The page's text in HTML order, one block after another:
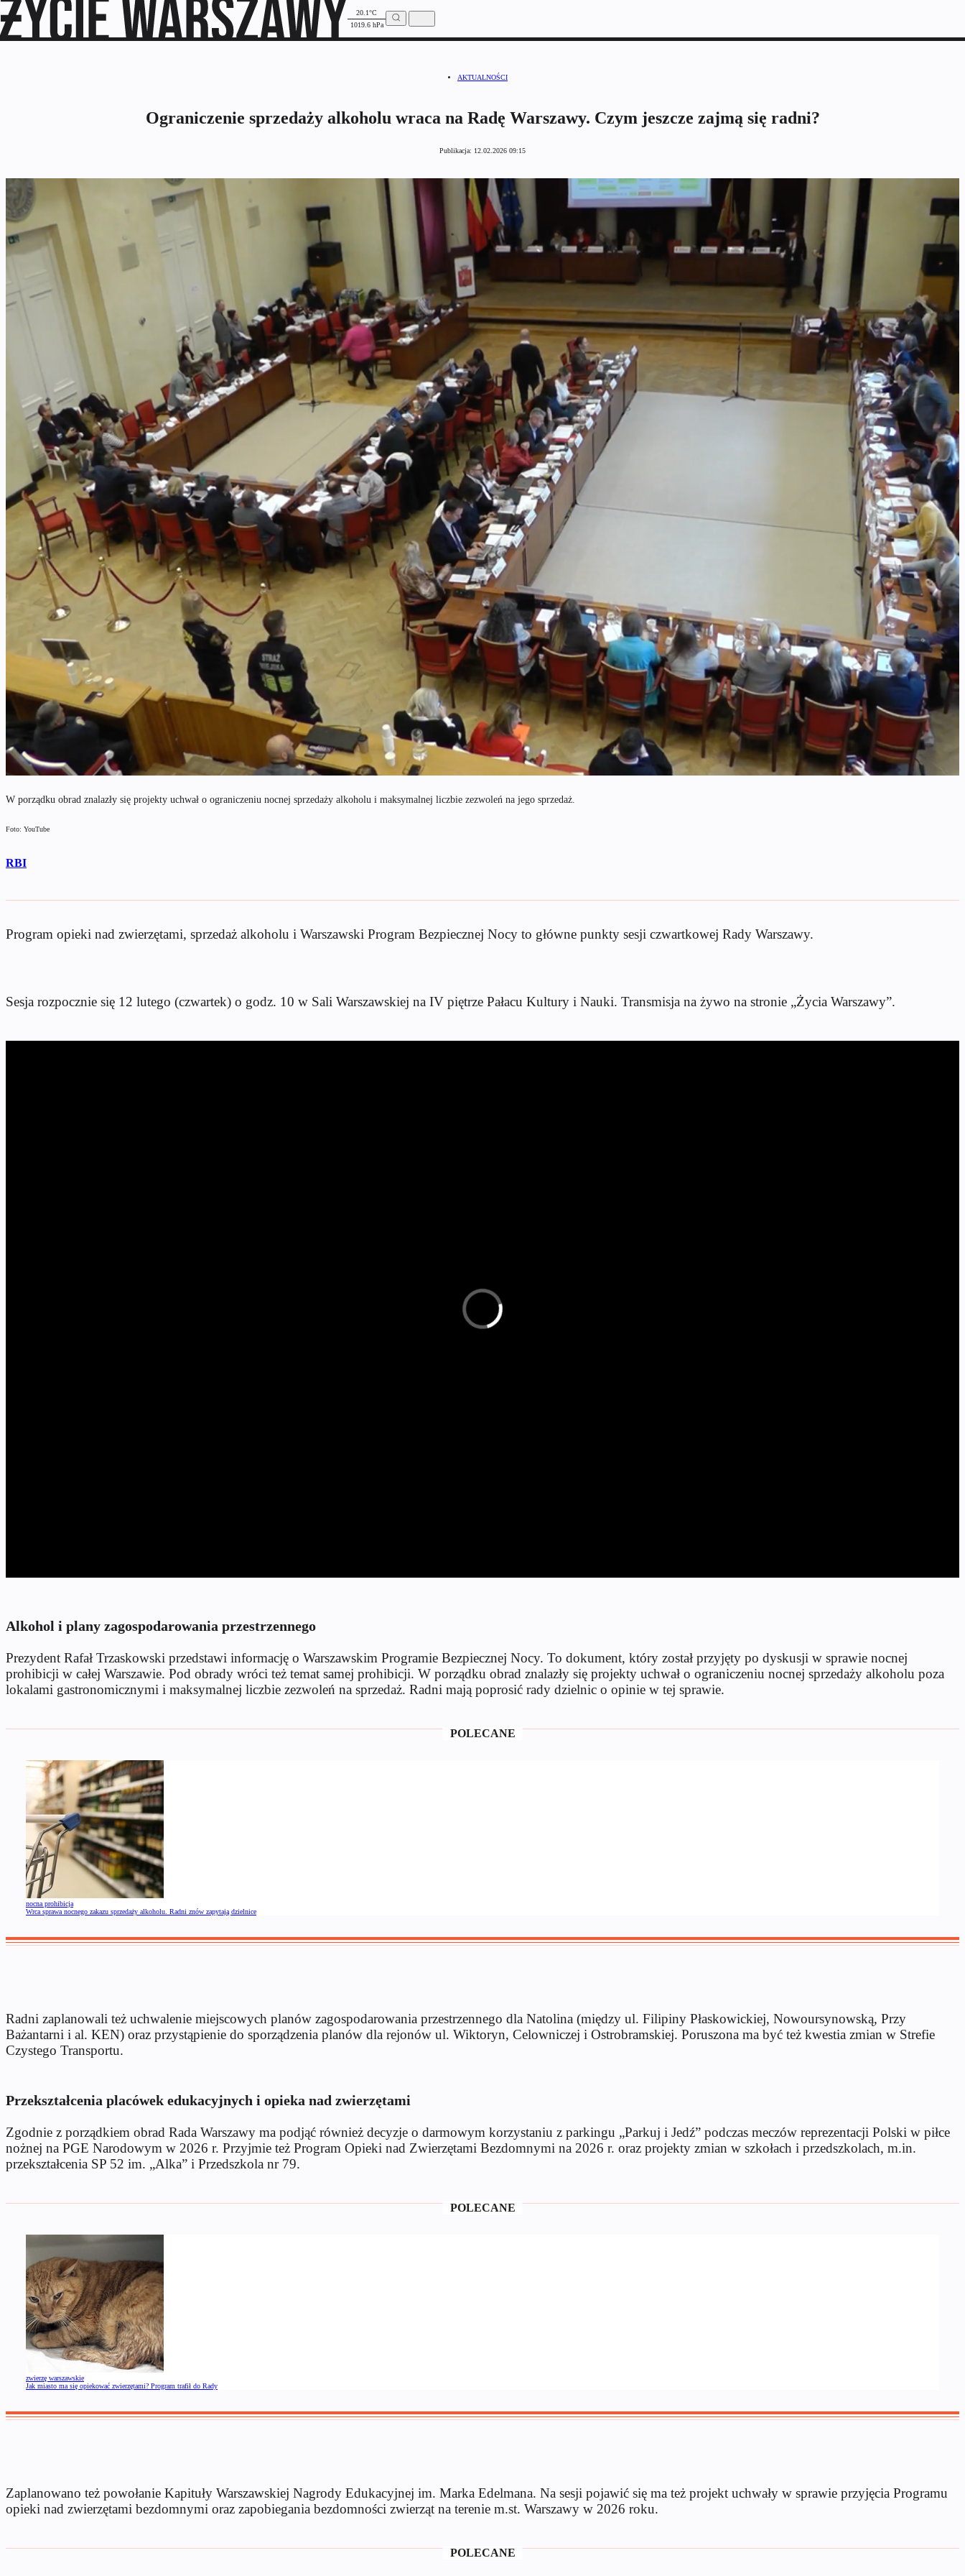
20.1°C
1019.6 hPa
AKTUALNOŚCI
Ograniczenie sprzedaży alkoholu wraca na Radę Warszawy. Czym jeszcze zajmą się radni?
Publikacja: 12.02.2026 09:15
W porządku obrad znalazły się projekty uchwał o ograniczeniu nocnej sprzedaży alkoholu i maksymalnej liczbie zezwoleń na jego sprzedaż.
Foto: YouTube
RBI
Program opieki nad zwierzętami, sprzedaż alkoholu i Warszawski Program Bezpiecznej Nocy to główne punkty sesji czwartkowej Rady Warszawy.
Sesja rozpocznie się 12 lutego (czwartek) o godz. 10 w Sali Warszawskiej na IV piętrze Pałacu Kultury i Nauki. Transmisja na żywo na stronie „Życia Warszawy”.
Alkohol i plany zagospodarowania przestrzennego
Prezydent Rafał Trzaskowski przedstawi informację o Warszawskim Programie Bezpiecznej Nocy. To dokument, który został przyjęty po dyskusji w sprawie nocnej
prohibicji w całej Warszawie. Pod obrady wróci też temat samej prohibicji. W porządku obrad znalazły się projekty uchwał o ograniczeniu nocnej sprzedaży alkoholu poza
lokalami gastronomicznymi i maksymalnej liczbie zezwoleń na sprzedaż. Radni mają poprosić rady dzielnic o opinie w tej sprawie.
POLECANE
nocna prohibicja
Wrca sprawa nocnego zakazu sprzedaży alkoholu. Radni znów zapytają dzielnice
Radni zaplanowali też uchwalenie miejscowych planów zagospodarowania przestrzennego dla Natolina (między ul. Filipiny Płaskowickiej, Nowoursynowską, Przy
Bażantarni i al. KEN) oraz przystąpienie do sporządzenia planów dla rejonów ul. Wiktoryn, Celowniczej i Ostrobramskiej. Poruszona ma być też kwestia zmian w Strefie
Czystego Transportu.
Przekształcenia placówek edukacyjnych i opieka nad zwierzętami
Zgodnie z porządkiem obrad Rada Warszawy ma podjąć również decyzje o darmowym korzystaniu z parkingu „Parkuj i Jedź” podczas meczów reprezentacji Polski w piłce
nożnej na PGE Narodowym w 2026 r. Przyjmie też Program Opieki nad Zwierzętami Bezdomnymi na 2026 r. oraz projekty zmian w szkołach i przedszkolach, m.in.
przekształcenia SP 52 im. „Alka” i Przedszkola nr 79.
POLECANE
zwierzę warszawskie
Jak miasto ma się opiekować zwierzętami? Program trafił do Rady
Zaplanowano też powołanie Kapituły Warszawskiej Nagrody Edukacyjnej im. Marka Edelmana. Na sesji pojawić się ma też projekt uchwały w sprawie przyjęcia Programu
opieki nad zwierzętami bezdomnymi oraz zapobiegania bezdomności zwierząt na terenie m.st. Warszawy w 2026 roku.
POLECANE